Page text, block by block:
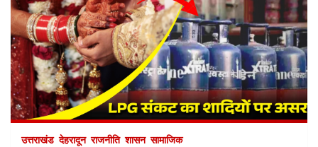
उत्तराखंड देहरादून राजनीति शासन सामाजिक